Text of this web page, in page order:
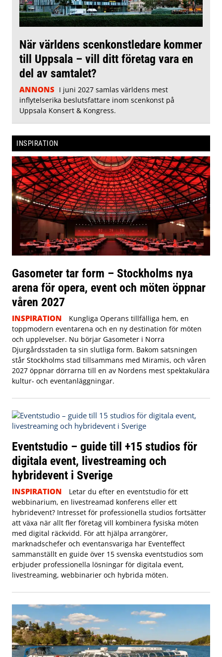
När världens scenkonstledare kommer
till Uppsala – vill ditt företag vara en
del av samtalet?
ANNONS I juni 2027 samlas världens mest
inflytelserika beslutsfattare inom scenkonst på
Uppsala Konsert & Kongress.
INSPIRATION
Gasometer tar form – Stockholms nya
arena för opera, event och möten öppnar
våren 2027
INSPIRATION
Kungliga Operans tillfälliga hem, en
toppmodern eventarena och en ny destination för möten
och upplevelser. Nu börjar Gasometer i Norra
Djurgårdsstaden ta sin slutliga form. Bakom satsningen
står Stockholms stad tillsammans med Miramis, och våren
2027 öppnar dörrarna till en av Nordens mest spektakulära
kultur- och eventanläggningar.
Eventstudio – guide till +15 studios för
digitala event, livestreaming och
hybridevent i Sverige
INSPIRATION
Letar du efter en eventstudio för ett
webbinarium, en livestreamad konferens eller ett
hybridevent? Intresset för professionella studios fortsätter
att växa när allt fler företag vill kombinera fysiska möten
med digital räckvidd. För att hjälpa arrangörer,
marknadschefer och eventansvariga har Eventeffect
sammanställt en guide över 15 svenska eventstudios som
erbjuder professionella lösningar för digitala event,
livestreaming, webbinarier och hybrida möten.